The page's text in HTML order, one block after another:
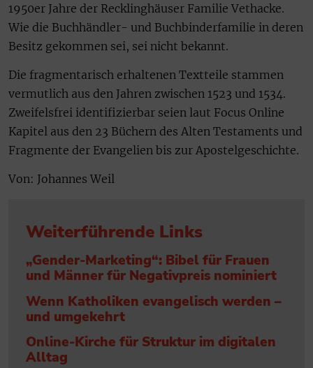
1950er Jahre der Recklinghäuser Familie Vethacke.
Wie die Buchhändler- und Buchbinderfamilie in deren
Besitz gekommen sei, sei nicht bekannt.
Die fragmentarisch erhaltenen Textteile stammen
vermutlich aus den Jahren zwischen 1523 und 1534.
Zweifelsfrei identifizierbar seien laut Focus Online
Kapitel aus den 23 Büchern des Alten Testaments und
Fragmente der Evangelien bis zur Apostelgeschichte.
Von: Johannes Weil
Weiterführende Links
„Gender-Marketing“: Bibel für Frauen
und Männer für Negativpreis nominiert
Wenn Katholiken evangelisch werden –
und umgekehrt
Online-Kirche für Struktur im digitalen
Alltag